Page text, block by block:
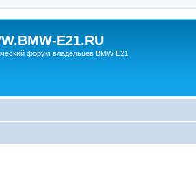
E21.RU
форум владельцев BMW E21